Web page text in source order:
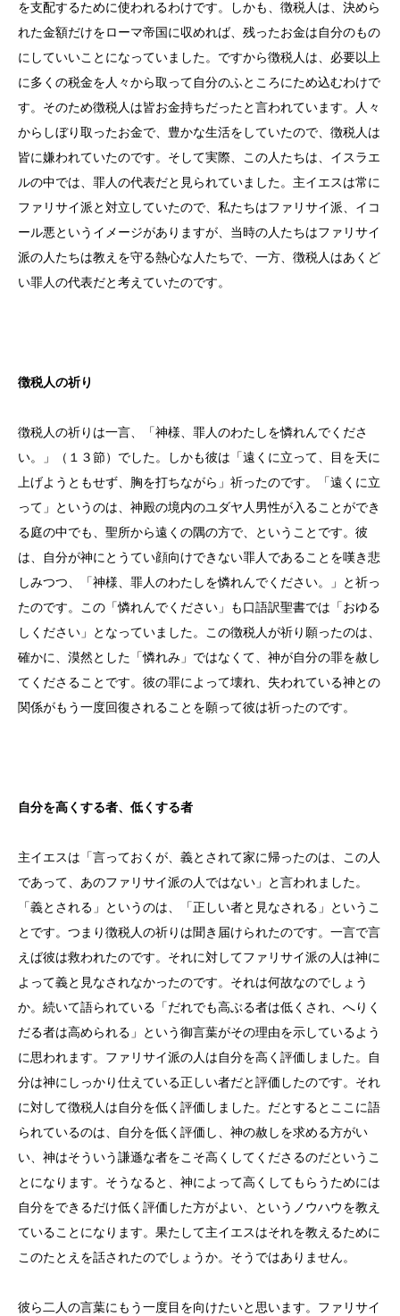
を支配するために使われるわけです。しかも、徴税人は、決めら
れた金額だけをローマ帝国に収めれば、残ったお金は自分のもの
にしていいことになっていました。ですから徴税人は、必要以上
に多くの税金を人々から取って自分のふところにため込むわけで
す。そのため徴税人は皆お金持ちだったと言われています。人々
からしぼり取ったお金で、豊かな生活をしていたので、徴税人は
皆に嫌われていたのです。そして実際、この人たちは、イスラエ
ルの中では、罪人の代表だと見られていました。主イエスは常に
ファリサイ派と対立していたので、私たちはファリサイ派、イコ
ール悪というイメージがありますが、当時の人たちはファリサイ
派の人たちは教えを守る熱心な人たちで、一方、徴税人はあくど
い罪人の代表だと考えていたのです。
徴税人の祈り
徴税人の祈りは一言、「神様、罪人のわたしを憐れんでくださ
い。」（１３節）でした。しかも彼は「遠くに立って、目を天に
上げようともせず、胸を打ちながら」祈ったのです。「遠くに立
って」というのは、神殿の境内のユダヤ人男性が入ることができ
る庭の中でも、聖所から遠くの隅の方で、ということです。彼
は、自分が神にとうてい顔向けできない罪人であることを嘆き悲
しみつつ、「神様、罪人のわたしを憐れんでください。」と祈っ
たのです。この「憐れんでください」も口語訳聖書では「おゆる
しください」となっていました。この徴税人が祈り願ったのは、
確かに、漠然とした「憐れみ」ではなくて、神が自分の罪を赦し
てくださることです。彼の罪によって壊れ、失われている神との
関係がもう一度回復されることを願って彼は祈ったのです。
自分を高くする者、低くする者
主イエスは「言っておくが、義とされて家に帰ったのは、この人
であって、あのファリサイ派の人ではない」と言われました。
「義とされる」というのは、「正しい者と見なされる」というこ
とです。つまり徴税人の祈りは聞き届けられたのです。一言で言
えば彼は救われたのです。それに対してファリサイ派の人は神に
よって義と見なされなかったのです。それは何故なのでしょう
か。続いて語られている「だれでも高ぶる者は低くされ、へりく
だる者は高められる」という御言葉がその理由を示しているよう
に思われます。ファリサイ派の人は自分を高く評価しました。自
分は神にしっかり仕えている正しい者だと評価したのです。それ
に対して徴税人は自分を低く評価しました。だとするとここに語
られているのは、自分を低く評価し、神の赦しを求める方がい
い、神はそういう謙遜な者をこそ高くしてくださるのだというこ
とになります。そうなると、神によって高くしてもらうためには
自分をできるだけ低く評価した方がよい、というノウハウを教え
ていることになります。果たして主イエスはそれを教えるために
このたとえを話されたのでしょうか。そうではありません。
彼ら二人の言葉にもう一度目を向けたいと思います。ファリサイ